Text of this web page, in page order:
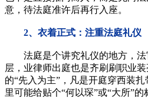
意，待法庭准许后再行入座。
2、衣着正式：注重法庭礼仪
法庭是个讲究礼仪的地方，法
层，业律师出庭也是齐刷刷职业
的“先入为主”，凡是开庭穿西装
里可能给贴个“何以琛”或“大所”